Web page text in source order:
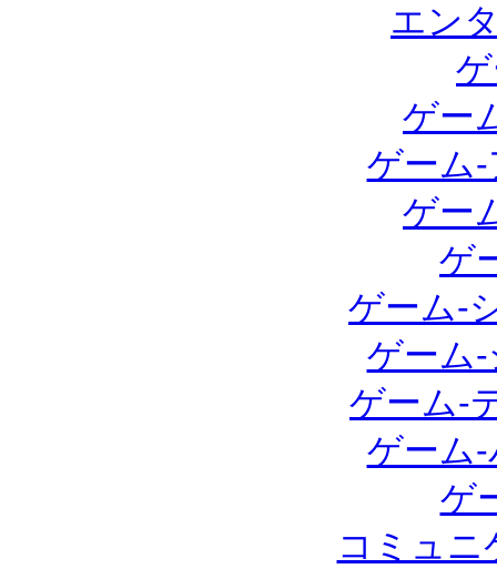
エン
ゲー
ゲーム
ゲー
ゲ
ゲーム-
ゲーム
ゲーム-
ゲーム
ゲ
コミュニ